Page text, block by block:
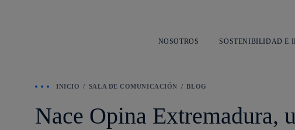
NOSOTROS SOSTENIBILIDAD E
INICIO SALA DE COMUNICACIÓN BLOG
Nace Opina Extremadura,